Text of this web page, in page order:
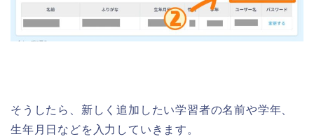
そうしたら、新しく追加したい学習者の名前や学年、
生年月日などを入力していきます。